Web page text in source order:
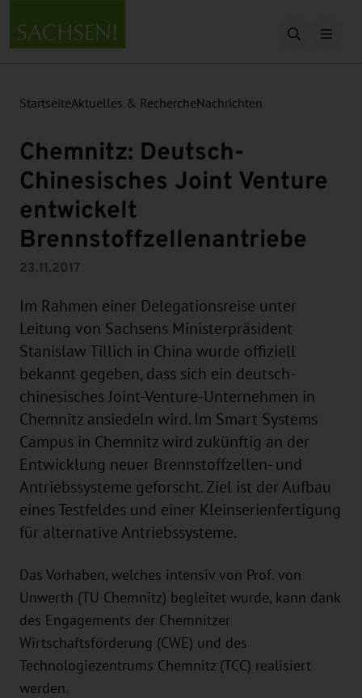
Suche
StartseiteAktuelles & RechercheNachrichten
Chemnitz: Deutsch-
Chinesisches Joint Venture
entwickelt
Brennstoffzellenantriebe
23.11.2017
Im Rahmen einer Delegationsreise unter
Leitung von Sachsens Ministerpräsident
Stanislaw Tillich in China wurde offiziell
bekannt gegeben, dass sich ein deutsch-
chinesisches Joint-Venture-Unternehmen in
Chemnitz ansiedeln wird. Im Smart Systems
Campus in Chemnitz wird zukünftig an der
Entwicklung neuer Brennstoffzellen- und
Antriebssysteme geforscht. Ziel ist der Aufbau
eines Testfeldes und einer Kleinserienfertigung
für alternative Antriebssysteme.
Das Vorhaben, welches intensiv von Prof. von
Unwerth (TU Chemnitz) begleitet wurde, kann dank
des Engagements der Chemnitzer
Wirtschaftsförderung (CWE) und des
Technologiezentrums Chemnitz (TCC) realisiert
werden.